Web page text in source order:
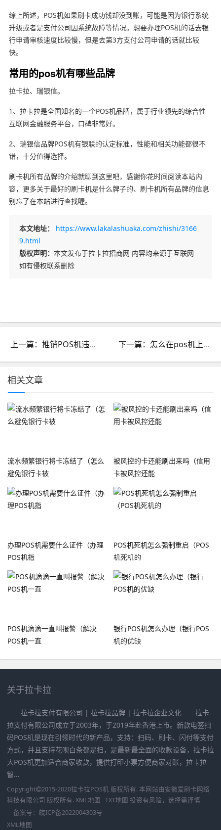
综上所述，POS机如果刷卡成功钱却没到账，可能是因为银行系统
升级或者是支付公司因系统故障等情况。想要办理POS机的话去银
行申请审核速度比较慢，但是去第3方支付公司申请的话就比较
快。
常用的pos机有哪些品牌
拉卡拉、瑞银信。
1、拉卡拉是全国知名的一个POS机品牌，属于行业领先的综合性
互联网金融服务平台，口碑非常好。
2、瑞银信品牌POS机有银联的认定标准，性能和相关功能都很不
错，十分值得选择。
刷卡机所有品牌的介绍就聊到这里吧，感谢你花时间阅读本站内
容，更多关于最好的刷卡机是什么牌子的、刷卡机所有品牌的信息
别忘了在本站进行查找喔。
本文地址：
https://www.lakalashuaka.com/zhishi/3166
9.html
版权声明： 本文发布于拉卡拉招商网 内容均来源于互联网
如有侵权联系删除
上一篇：推销POS机违法吗_被推销pos机的给忽悠了 下一篇：怎么在pos机上刷卡_如何使用pos机刷卡
相关文章
流水频繁银行将卡冻结了（怎么
避免银行卡被
被风控的卡还能刷出来吗（信用
卡被风控还能
办理POS机需要什么证件（办理
POS机指
POS机死机怎么强制重启（POS
机死机的
POS机滴滴一直叫报警（解决
POS机一直
银行POS机怎么办理（银行POS
机的优缺
关于拉卡拉
拉卡拉支付有限公司 | 拉卡拉品牌 | 拉卡拉企业文化 拉卡
拉支付有限公司成立于2003年，于2019年赴香港上市。新款电签扫
码POS机是现在引领时代的新产品，支持：扫码、刷卡、闪付等支付
方式，并且支持花呗白条都是扫，是最新最全面的收款设备，拉卡拉
大POS机更加适合商家收款，提供打印小票方便商家对账，拉卡拉
智...
Copyright 2015-2020拉卡拉POS机 版权所有. 本网站由安徽爱刷卡网络
科技有限公司 版权所有. XML地图 TXT地图 投资有风险，选择需谨慎
备案号： 皖ICP备2022004303号
XML地图